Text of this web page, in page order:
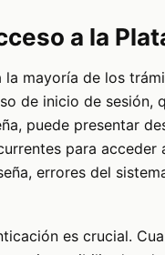
a la
mayoría de los
de inicio de sesión,
puede presentar
para acceder
errores del
es crucial.